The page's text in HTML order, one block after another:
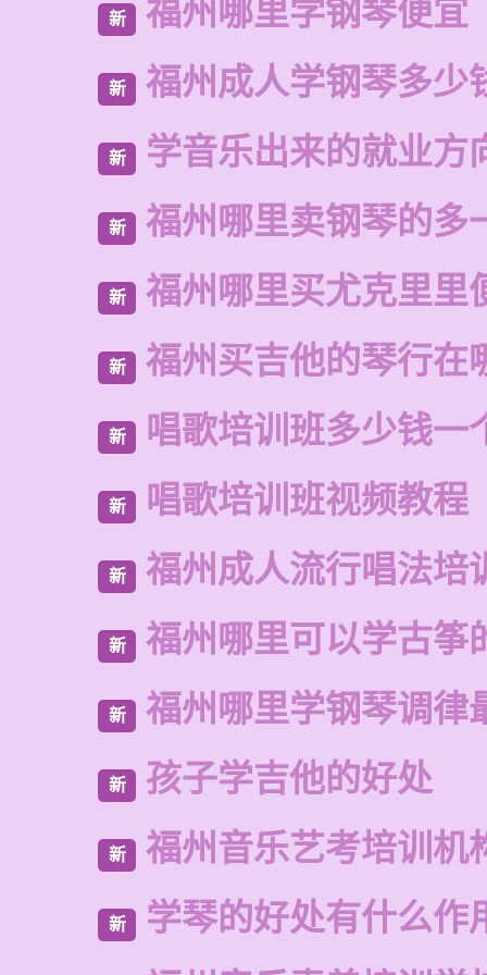
新 福州哪里学钢琴便宜
新 福州成人学钢琴多少
新 学音乐出来的就业方
新 福州哪里卖钢琴的多
新 福州哪里买尤克里里
新 福州买吉他的琴行在
新 唱歌培训班多少钱一
新 唱歌培训班视频教程
新 福州成人流行唱法培
新 福州哪里可以学古筝
新 福州哪里学钢琴调律
新 孩子学吉他的好处
新 福州音乐艺考培训机
新
学琴的好处有什么作